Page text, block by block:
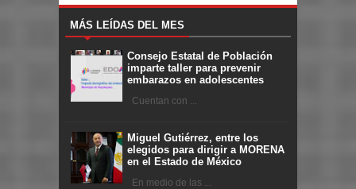
MÁS LEÍDAS DEL MES
Consejo Estatal de Población
imparte taller para prevenir
embarazos en adolescentes
Cuentan con ...
Miguel Gutiérrez, entre los
elegidos para dirigir a MORENA
en el Estado de México
En medio de las ...